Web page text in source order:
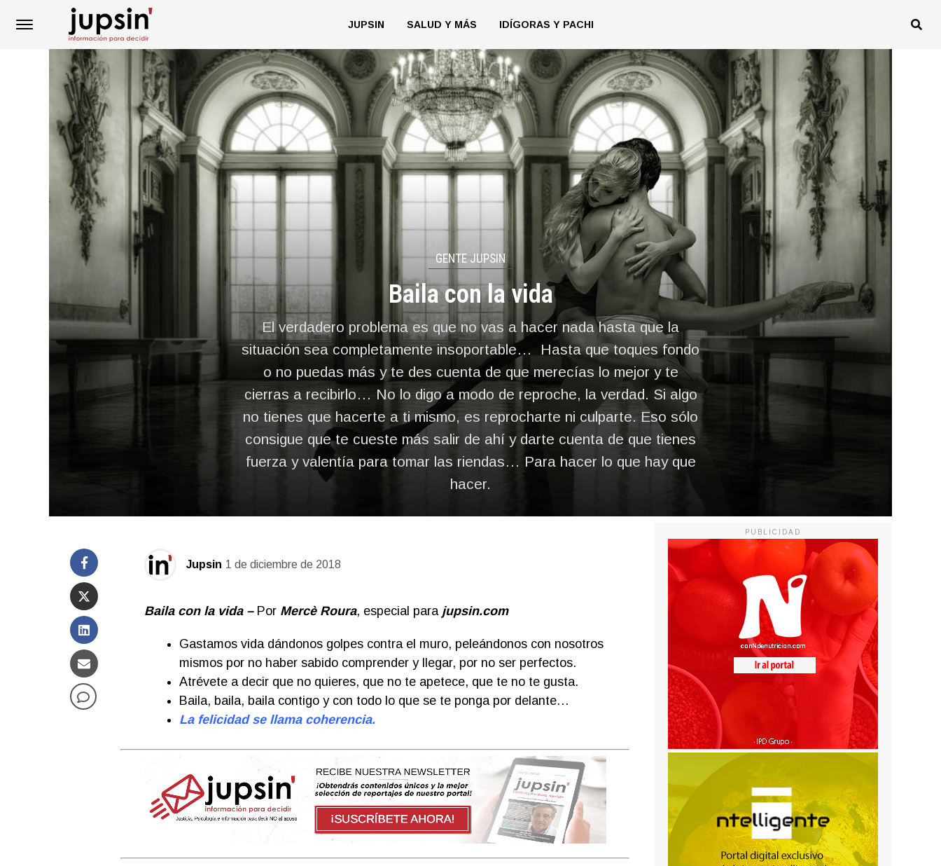
JUPSIN SALUD Y MÁS IDÍGORAS Y PACHI
GENTE JUPSIN
Baila con la vida
El verdadero problema es que no vas a hacer nada hasta que la
situación sea completamente insoportable… Hasta que toques fondo
o no puedas más y te des cuenta de que merecías lo mejor y te
cierras a recibirlo… No lo digo a modo de reproche, la verdad. Si algo
no tienes que hacerte a ti mismo, es reprocharte ni culparte. Eso sólo
consigue que te cueste más salir de ahí y darte cuenta de que tienes
fuerza y valentía para tomar las riendas… Para hacer lo que hay que
hacer.
Jupsin 1 de diciembre de 2018
Baila con la vida –Por Mercè Roura, especial para jupsin.com
Gastamos vida dándonos golpes contra el muro, peleándonos con nosotros
mismos por no haber sabido comprender y llegar, por no ser perfectos.
Atrévete a decir que no quieres, que no te apetece, que te no te gusta.
Baila, baila, baila contigo y con todo lo que se te ponga por delante…
La felicidad se llama coherencia.
PUBLICIDAD